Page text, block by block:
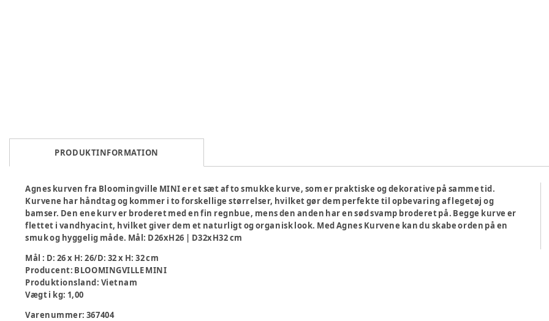
PRODUKTINFORMATION
Agnes kurven fra Bloomingville MINI er et sæt af to smukke kurve, som er praktiske og dekorative på samme tid.
Kurvene har håndtag og kommer i to forskellige størrelser, hvilket gør dem perfekte til opbevaring af legetøj og
bamser. Den ene kurv er broderet med en fin regnbue, mens den anden har en sød svamp broderet på. Begge kurve er
flettet i vandhyacint, hvilket giver dem et naturligt og organisk look. Med Agnes Kurvene kan du skabe orden på en
smuk og hyggelig måde. Mål: D26xH26 | D32xH32 cm
Mål : D: 26 x H: 26/D: 32 x H: 32 cm
Producent: BLOOMINGVILLE MINI
Produktionsland: Vietnam
Vægt i kg: 1,00
Varenummer: 367404